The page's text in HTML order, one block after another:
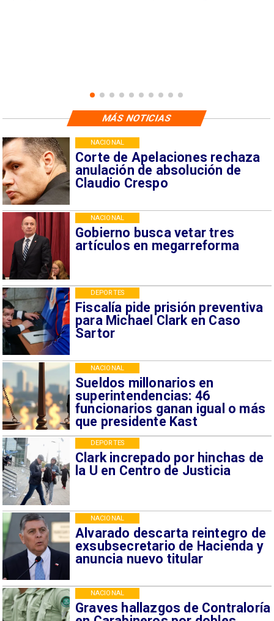
Corte de Apelaciones rechaza
anulación de absolución de
Claudio Crespo
NACIONAL
Gobierno busca vetar tres
artículos en megarreforma
NACIONAL
Fiscalía pide prisión preventiva
para Michael Clark en Caso
Sartor
DEPORTES
Sueldos millonarios en
superintendencias: 46
funcionarios ganan igual o más
que presidente Kast
NACIONAL
Clark increpado por hinchas de
la U en Centro de Justicia
DEPORTES
Alvarado descarta reintegro de
exsubsecretario de Hacienda y
anuncia nuevo titular
NACIONAL
Graves hallazgos de Contraloría
NACIONAL
MÁS NOTICIAS